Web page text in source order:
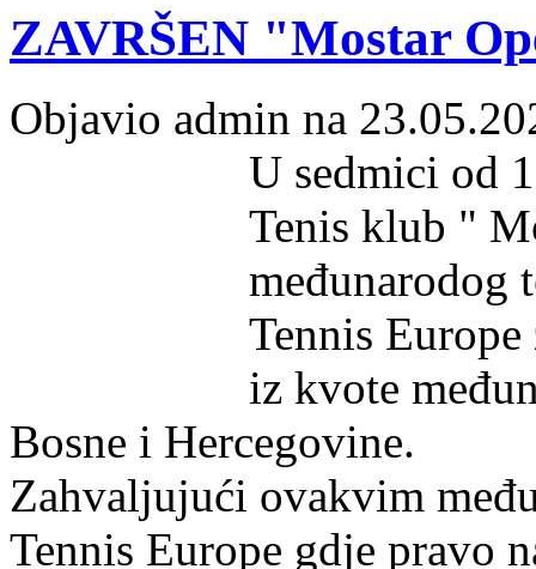
ZAVRŠEN "Mostar
Objavio admin na
U sedmici od
Tenis klub "
međunarodog
Tennis
iz kvote
Bosne i Hercegovine.
Zahvaljujući ovakvim
Tennis Europe gdje pravo